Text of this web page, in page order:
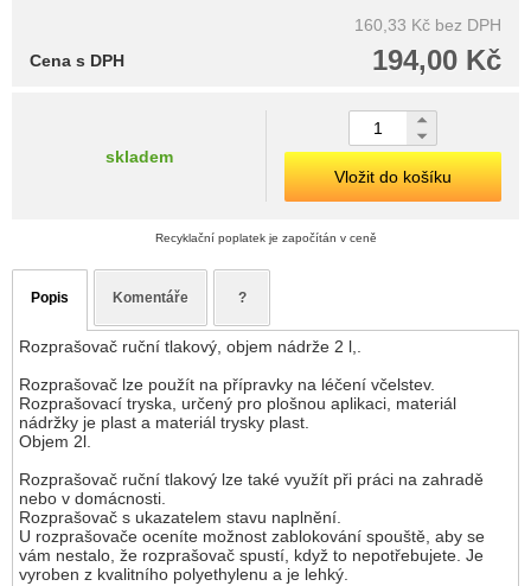
160,33 Kč bez DPH
194,00 Kč
Cena s DPH
skladem
Vložit do košíku
Recyklační poplatek je započítán v ceně
Popis Komentáře ?
Rozprašovač ruční tlakový, objem nádrže 2 l,.
Rozprašovač lze použít na přípravky na léčení včelstev.
Rozprašovací tryska, určený pro plošnou aplikaci, materiál
nádržky je plast a materiál trysky plast.
Objem 2l.
Rozprašovač ruční tlakový lze také využít při práci na zahradě
nebo v domácnosti.
Rozprašovač s ukazatelem stavu naplnění.
U rozprašovače oceníte možnost zablokování spouště, aby se
vám nestalo, že rozprašovač spustí, když to nepotřebujete. Je
vyroben z kvalitního polyethylenu a je lehký.